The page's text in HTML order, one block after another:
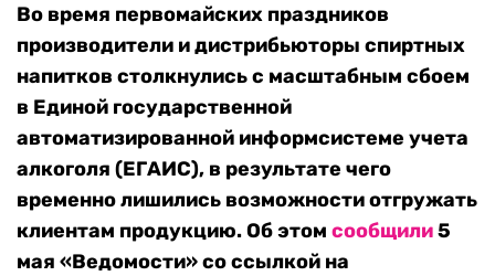
Во время первомайских праздников
производители и дистрибьюторы спиртных
напитков столкнулись с масштабным сбоем
в Единой государственной
автоматизированной информсистеме учета
алкоголя (ЕГАИС), в результате чего
временно лишились возможности отгружать
клиентам продукцию. Об этом сообщили5
мая «Ведомости» со ссылкой на